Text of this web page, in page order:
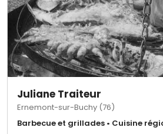
Juliane Traiteur
Ernemont-sur-Buchy (76)